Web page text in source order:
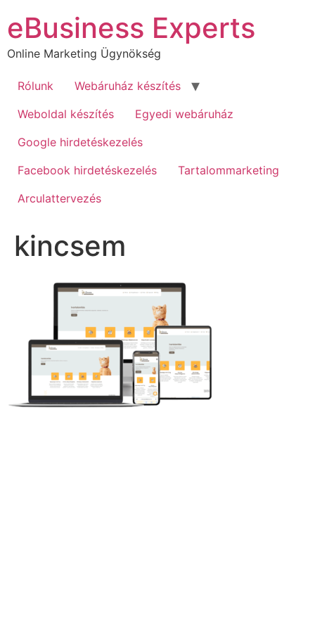
tartalomhoz
eBusiness Experts
Online Marketing Ügynökség
Rólunk
Webáruház készítés
Weboldal készítés
Egyedi webáruház
Google hirdetéskezelés
Facebook hirdetéskezelés
Tartalommarketing
Arculattervezés
kincsem